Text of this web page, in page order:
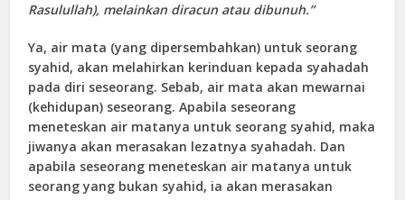
Rasulullah), melainkan diracun atau dibunuh.”
Ya, air mata (yang dipersembahkan) untuk seorang
syahid, akan melahirkan kerinduan kepada syahadah
pada diri seseorang. Sebab, air mata akan mewarnai
(kehidupan) seseorang. Apabila seseorang
meneteskan air matanya untuk seorang syahid, maka
jiwanya akan merasakan lezatnya syahadah. Dan
apabila seseorang meneteskan air matanya untuk
seorang yang bukan syahid, ia akan merasakan